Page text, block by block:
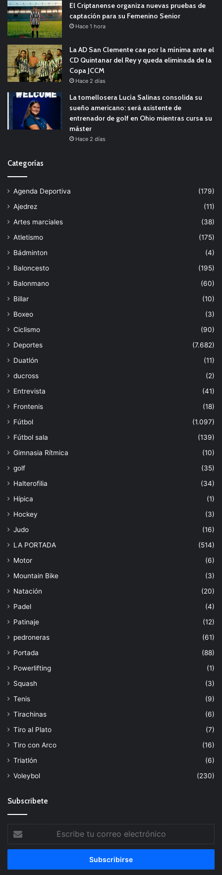
El Criptanense organiza nuevas pruebas de
captación para su Femenino Senior
Hace 1 hora
La AD San Clemente cae por la mínima ante el
CD Quintanar del Rey y queda eliminada de la
Copa JCCM
Hace 2 días
La tomellosera Lucía Salinas consolida su
sueño americano: será asistente de
entrenador de golf en Ohio mientras cursa su
máster
Hace 2 días
Categorías
Agenda Deportiva
(179)
Ajedrez
(11)
Artes marciales
(38)
Atletismo
(175)
Bádminton
(4)
Baloncesto
(195)
Balonmano
(60)
Billar
(10)
Boxeo
(3)
Ciclismo
(90)
Deportes
(7.682)
Duatlón
(11)
ducross
(2)
Entrevista
(41)
Frontenis
(18)
Fútbol
(1.097)
Fútbol sala
(139)
Gimnasia Rítmica
(10)
golf
(35)
Halterofilia
(34)
Hípica
(1)
Hockey
(3)
Judo
(16)
LA PORTADA
(514)
Motor
(6)
Mountain Bike
(3)
Natación
(20)
Padel
(4)
Patinaje
(12)
pedroneras
(61)
Portada
(88)
Powerlifting
(1)
Squash
(3)
Tenis
(9)
Tirachinas
(6)
Tiro al Plato
(7)
Tiro con Arco
(16)
Triatlón
(6)
Voleybol
(230)
Subscribete
tu
correo